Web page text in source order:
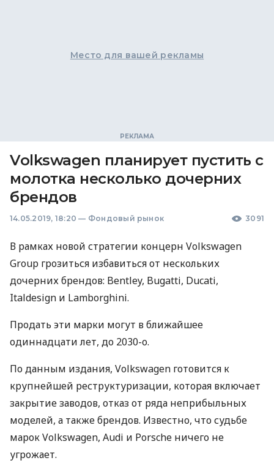
Место для вашей рекламы
Volkswagen планирует пустить с
молотка несколько дочерних
брендов
14.05.2019, 18:20 — Фондовый рынок 3091
В рамках новой стратегии концерн Volkswagen
Group грозиться избавиться от нескольких
дочерних брендов: Bentley, Bugatti, Ducati,
Italdesign и Lamborghini.
Продать эти марки могут в ближайшее
одиннадцати лет, до 2030-о.
По данным издания, Volkswagen готовится к
крупнейшей реструктуризации, которая включает
закрытие заводов, отказ от ряда неприбыльных
моделей, а также брендов. Известно, что судьбе
марок Volkswagen, Audi и Porsche ничего не
угрожает.